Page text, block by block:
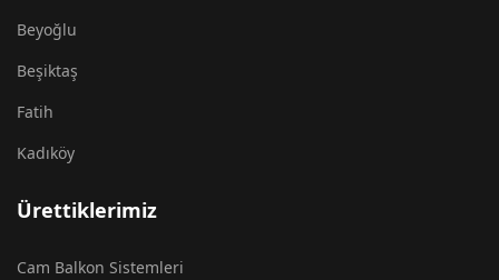
Beyoğlu
Beşiktaş
Fatih
Kadıköy
Ürettiklerimiz
Cam Balkon Sistemleri